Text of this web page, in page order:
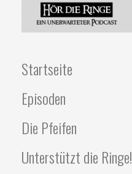
Startseite
Episoden
Die Pfeifen
Unterstützt die Ringe!